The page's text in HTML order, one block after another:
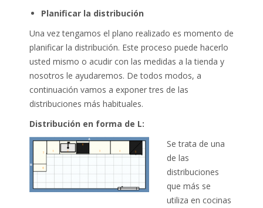
Planificar la distribución
Una vez tengamos el plano realizado es momento de
planificar la distribución. Este proceso puede hacerlo
usted mismo o acudir con las medidas a la tienda y
nosotros le ayudaremos. De todos modos, a
continuación vamos a exponer tres de las
distribuciones más habituales.
Distribución en forma de L:
Se trata de una
de las
distribuciones
que más se
utiliza en cocinas